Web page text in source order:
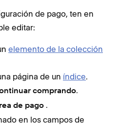
de pago, ten en
editar:
elemento de la colección
página de un índice.
comprando.
de pago .
en los campos de